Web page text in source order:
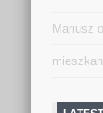
Mariusz o